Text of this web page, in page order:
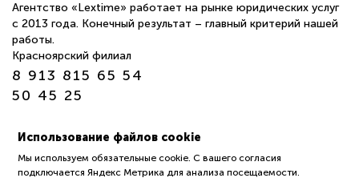
Агентство «Lextime» работает на рынке юридических услуг
с 2013 года. Конечный результат – главный критерий нашей
работы.
Красноярский филиал
8 913 815 65 54
50 45 25
пн-пт 9:00—18:00
Политика обработки защиты персональных данных
Использование файлов cookie
Мы используем обязательные cookie. С вашего согласия
подключается Яндекс Метрика для анализа посещаемости.